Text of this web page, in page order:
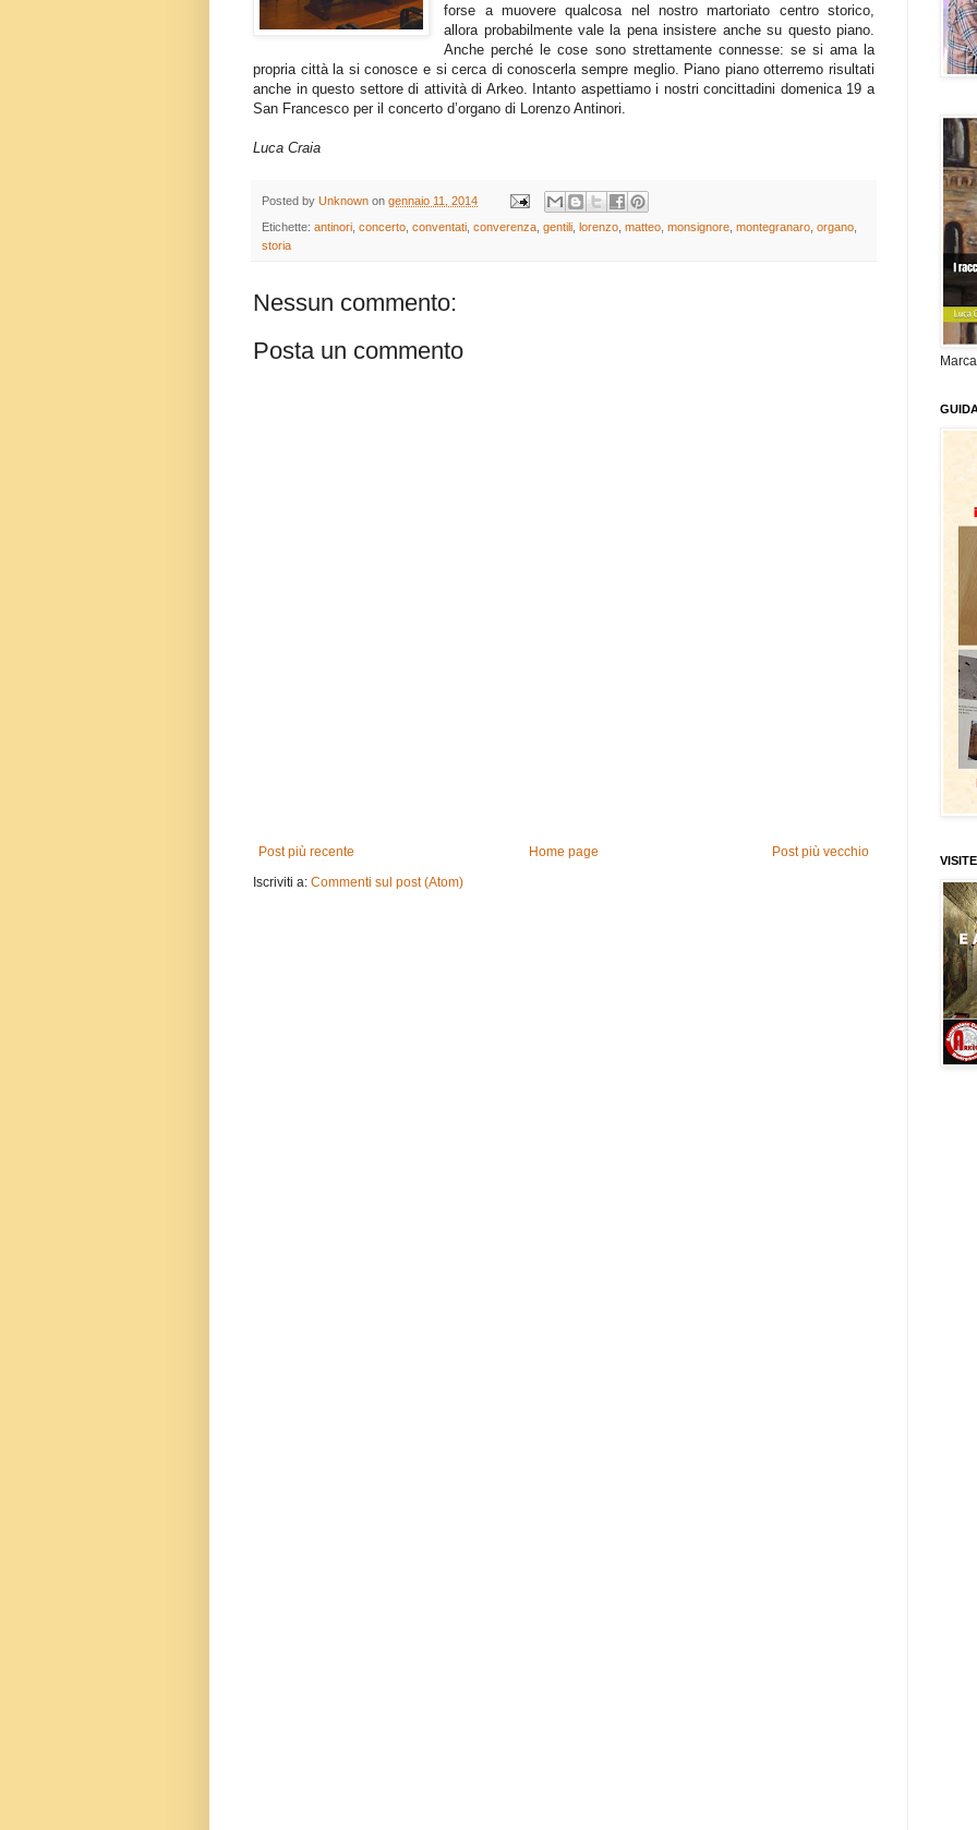
forse a muovere qualcosa nel nostro martoriato centro storico,
allora probabilmente vale la pena insistere anche su questo piano.
Anche perché le cose sono strettamente connesse: se si ama la
propria città la si conosce e si cerca di conoscerla sempre meglio. Piano piano otterremo risultati
anche in questo settore di attività di Arkeo. Intanto aspettiamo i nostri concittadini domenica 19 a
San Francesco per il concerto d’organo di Lorenzo Antinori.
Luca Craia
Posted by Unknown on gennaio 11, 2014
Etichette: antinori concerto conventati converenza gentili lorenzo matteo monsignore montegranaro organo
storia
Nessun commento:
Posta un commento
Post più recente Post più vecchio
Home page
Iscriviti a: Commenti sul post (Atom)
Marca
VISITE